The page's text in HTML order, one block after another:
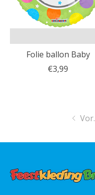
Folie ballon Baby
€3,99
Vor.